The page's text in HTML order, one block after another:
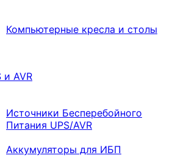
Компьютерные кресла и столы
и AVR
Источники Бесперебойного
Питания UPS/AVR
Аккумуляторы для ИБП